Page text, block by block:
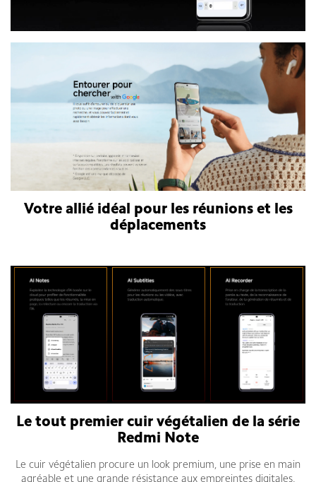
Votre allié idéal pour les réunions et les
déplacements
Le tout premier cuir végétalien de la série
Redmi Note
Le cuir végétalien procure un look premium, une prise en main
agréable et une grande résistance aux empreintes digitales.